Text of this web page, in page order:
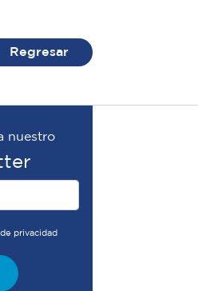
Regresar
nuestro
privacidad